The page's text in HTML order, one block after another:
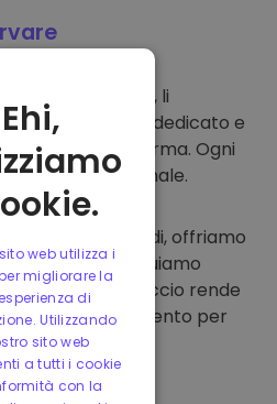
su
, li
nel tuo wallet dedicato e
nostra piattaforma. Ogni
un wallet personale.
e i loro fondi, offriamo
ed effettuiamo
Questo approccio rende
punto di riferimento per
Ehi,
web utilizza i
migliorare la
di
Utilizzando
sito web
a tutti i cookie
con la